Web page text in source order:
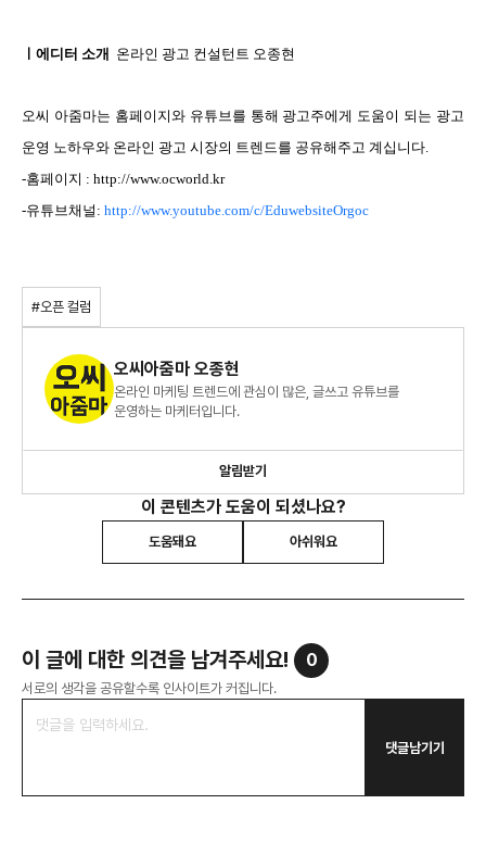
ㅣ에디터 소개 온라인 광고 컨설턴트 오종현
오씨 아줌마는 홈페이지와 유튜브를 통해 광고주에게 도움이 되는 광고
운영 노하우와 온라인 광고 시장의 트렌드를 공유해주고 계십니다.
-홈페이지 : http://www.ocworld.kr
-유튜브채널: http://www.youtube.com/c/EduwebsiteOrgoc
#오픈 컬럼
오씨아줌마 오종현
온라인 마케팅 트렌드에 관심이 많은, 글쓰고 유튜브를
운영하는 마케터입니다.
알림받기
이 콘텐츠가 도움이 되셨나요?
도움돼요 아쉬워요
이 글에 대한 의견을 남겨주세요! 0
서로의 생각을 공유할수록 인사이트가 커집니다.
댓글남기기